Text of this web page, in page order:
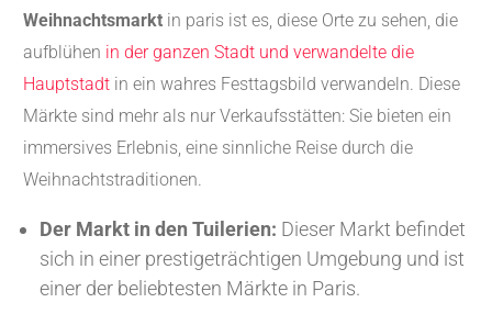
Weihnachtsmarkt in paris ist es, diese Orte zu sehen, die
aufblühen in der ganzen Stadt und verwandelte die
Hauptstadt in ein wahres Festtagsbild verwandeln. Diese
Märkte sind mehr als nur Verkaufsstätten: Sie bieten ein
immersives Erlebnis, eine sinnliche Reise durch die
Weihnachtstraditionen.
Der Markt in den Tuilerien: Dieser Markt befindet
sich in einer prestigeträchtigen Umgebung und ist
einer der beliebtesten Märkte in Paris.